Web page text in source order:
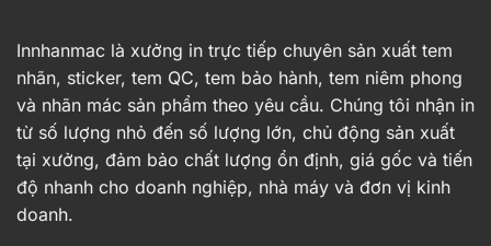
Innhanmac là xưởng in trực tiếp chuyên sản xuất tem
nhãn, sticker, tem QC, tem bảo hành, tem niêm phong
và nhãn mác sản phẩm theo yêu cầu. Chúng tôi nhận in
từ số lượng nhỏ đến số lượng lớn, chủ động sản xuất
tại xưởng, đảm bảo chất lượng ổn định, giá gốc và tiến
độ nhanh cho doanh nghiệp, nhà máy và đơn vị kinh
doanh.